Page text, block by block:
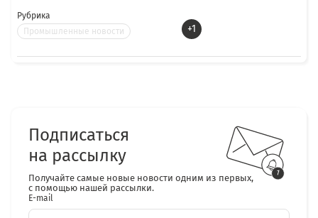
Рубрика
Промышленные новости
+1
Подписаться
на рассылку
Получайте самые новые новости одним из первых,
с помощью нашей рассылки.
E-mail